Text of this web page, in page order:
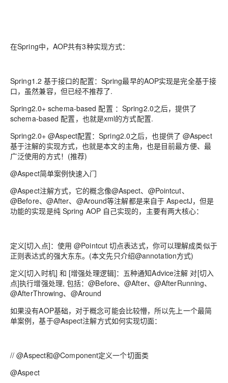
在Spring中，AOP共有3种实现方式：
Spring1.2 基于接口的配置：Spring最早的AOP实现是完全基于接
口，虽然兼容，但已经不推荐了.
Spring2.0+ schema-based 配置 ：Spring2.0之后，提供了
schema-based 配置，也就是xml的方式配置.
Spring2.0+ @Aspect配置：Spring2.0之后，也提供了 @Aspect
基于注解的实现方式，也就是本文的主角，也是目前最方便、最
广泛使用的方式！(推荐)
@Aspect简单案例快速入门
@Aspect注解方式，它的概念像@Aspect、@Pointcut、
@Before、@After、@Around等注解都是来自于 AspectJ，但是
功能的实现是纯 Spring AOP 自己实现的，主要有两大核心：
定义[切入点]：使用 @Pointcut 切点表达式，你可以理解成类似于
正则表达式的强大东东。(本文先只介绍@annotation方式)
定义[切入时机] 和 [增强处理逻辑]：五种通知Advice注解 对[切入
点]执行增强处理, 包括：@Before、@After、@AfterRunning、
@AfterThrowing、@Around
如果没有AOP基础，对于概念可能会比较懵，所以先上一个最简
单案例，基于@Aspect注解方式如何实现切面：
// @Aspect和@Component定义一个切面类
@Aspect